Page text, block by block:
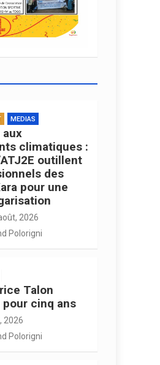
MEDIAS
climatiques :
outillent
des
pour une
2026
Polorigni
Talon
cinq ans
2026
Polorigni